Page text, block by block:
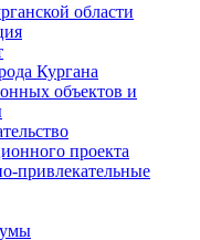
области
Кургана
объектов и
проекта
привлекательные